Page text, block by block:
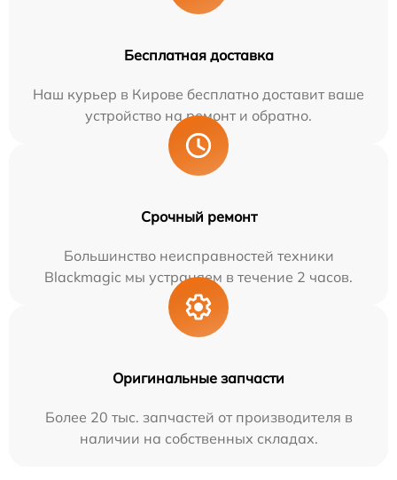
Бесплатная доставка
Наш курьер в Кирове бесплатно доставит ваше
устройство на ремонт и обратно.
Срочный ремонт
Большинство неисправностей техники
Blackmagic мы устраняем в течение 2 часов.
Оригинальные запчасти
Более 20 тыс. запчастей от производителя в
наличии на собственных складах.